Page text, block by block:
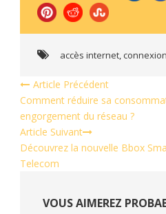
accès internet,
Article Précédent
Comment réduire sa
engorgement du réseau ?
Article Suivant
Découvrez la nouvelle Bbox
Telecom
VOUS AIMEREZ